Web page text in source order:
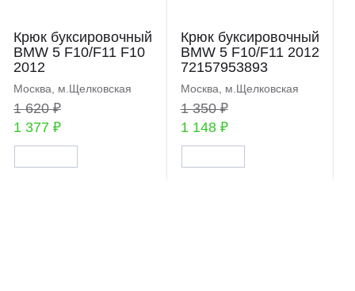
Крюк буксировочный
BMW 5 F10/F11 F10
2012
Москва, м.Щелковская
1 620 ₽
1 377 ₽
Крюк буксировочный
BMW 5 F10/F11 2012
72157953893
Москва, м.Щелковская
1 350 ₽
1 148 ₽